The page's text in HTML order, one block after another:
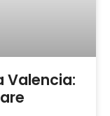
Valencia: